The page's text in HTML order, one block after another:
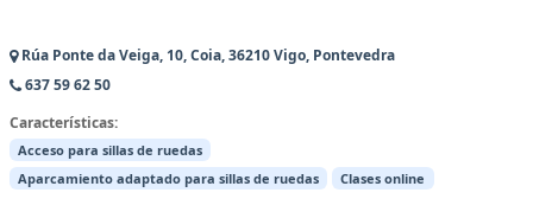
Rúa Ponte da Veiga, 10, Coia, 36210 Vigo, Pontevedra
637 59 62 50
Características:
Acceso para sillas de ruedas
Aparcamiento adaptado para sillas de ruedas
Clases online